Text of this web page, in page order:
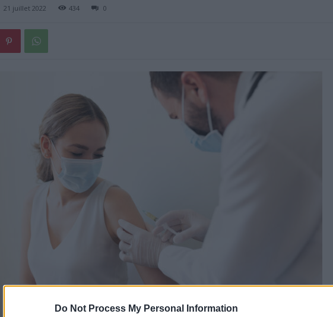
Do Not Process My Personal Information
21 juillet 2022 434 0